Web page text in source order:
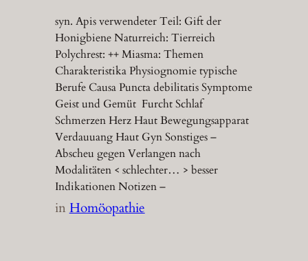
syn. Apis verwendeter Teil: Gift der
Honigbiene Naturreich: Tierreich
Polychrest: ++ Miasma: Themen
Charakteristika Physiognomie typische
Berufe Causa Puncta debilitatis Symptome
Geist und Gemüt Furcht Schlaf
Schmerzen Herz Haut Bewegungsapparat
Verdauuang Haut Gyn Sonstiges –
Abscheu gegen Verlangen nach
Modalitäten < schlechter… > besser
Indikationen Notizen –
inHomöopathie